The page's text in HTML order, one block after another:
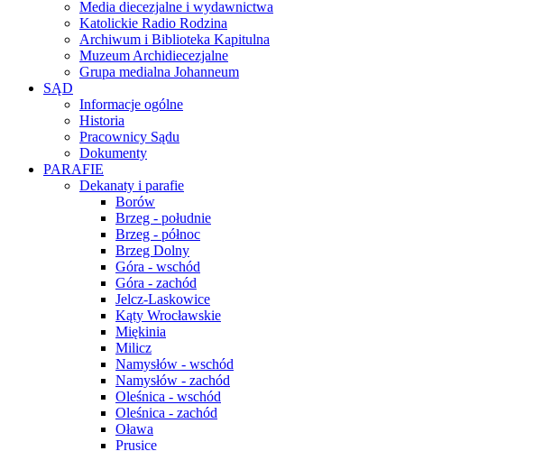
Media diecezjalne i wydawnictwa
Katolickie Radio Rodzina
Archiwum i Biblioteka Kapitulna
Muzeum Archidiecezjalne
Grupa medialna Johanneum
SĄD
Informacje ogólne
Historia
Pracownicy Sądu
Dokumenty
PARAFIE
Dekanaty i parafie
Borów
Brzeg - południe
Brzeg - północ
Brzeg Dolny
Góra - wschód
Góra - zachód
Jelcz-Laskowice
Kąty Wrocławskie
Miękinia
Milicz
Namysłów - wschód
Namysłów - zachód
Oleśnica - wschód
Oleśnica - zachód
Oława
Prusice